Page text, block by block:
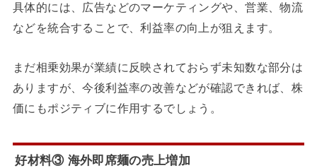
具体的には、広告などのマーケティングや、営業、物流
などを統合することで、利益率の向上が狙えます。
まだ相乗効果が業績に反映されておらず未知数な部分は
ありますが、今後利益率の改善などが確認できれば、株
価にもポジティブに作用するでしょう。
好材料③ 海外即席麺の売上増加